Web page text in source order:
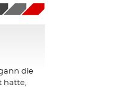
die
hatte,